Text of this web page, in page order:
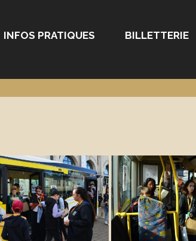
INFOS PRATIQUES BILLETTERIE